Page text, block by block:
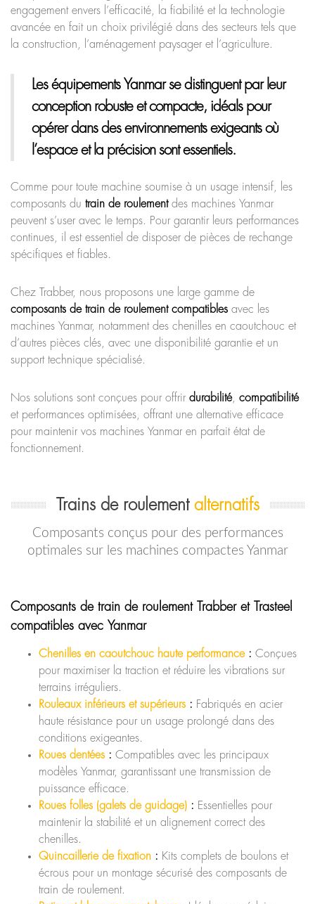
engagement envers l’efficacité, la fiabilité et la technologie
avancée en fait un choix privilégié dans des secteurs tels que
la construction, l’aménagement paysager et l’agriculture.
Les équipements Yanmarse distinguent par leur
conception robuste et compacte, idéals pour
opérer dans des environnements exigeants où
l’espace et la précision sont essentiels.
Comme pour toute machine soumise à un usage intensif, les
composants du train de roulementdes machines Yanmar
peuvent s’user avec le temps. Pour garantir leurs performances
continues, il est essentiel de disposer de pièces de rechange
spécifiques et fiables.
Chez Trabber, nous proposons une large gamme de
composants de train de roulement compatibles avec les
machines Yanmar, notamment des chenilles en caoutchouc et
d’autres pièces clés, avec une disponibilité garantie et un
support technique spécialisé.
Nos solutions sont conçues pour offrir durabilité, compatibilité
et performances optimisées, offrant une alternative efficace
pour maintenir vos machines Yanmar en parfait état de
fonctionnement.
Trains de roulement alternatifs
Composants conçus pour des performances
optimales sur les machines compactes Yanmar
Composants de train de roulement Trabber et Trasteel
compatibles avec Yanmar
Chenilles en caoutchouc haute performance: Conçues
pour maximiser la traction et réduire les vibrations sur
terrains irréguliers.
Rouleaux inférieurs et supérieurs : Fabriqués en acier
haute résistance pour un usage prolongé dans des
conditions exigeantes.
Roues dentées : Compatibles avec les principaux
modèles Yanmar, garantissant une transmission de
puissance efficace.
Roues folles (galets de guidage) : Essentielles pour
maintenir la stabilité et un alignement correct des
chenilles.
Quincaillerie de fixation : Kits complets de boulons et
écrous pour un montage sécurisé des composants de
train de roulement.